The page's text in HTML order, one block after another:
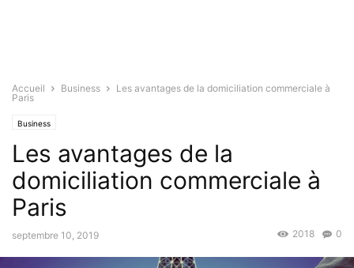
Accueil Business
Les avantages de la domiciliation commerciale à
Paris
Business
Les avantages de la
domiciliation commerciale à
Paris
septembre 10, 2019 0
2018